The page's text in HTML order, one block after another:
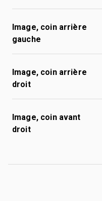
Image, coin arrière
gauche
Image, coin arrière
droit
Image, coin avant
droit